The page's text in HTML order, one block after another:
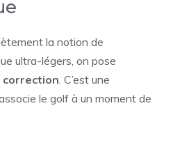
la notion de
ultra-légers, on pose
correction. C’est une
le golf à un moment de